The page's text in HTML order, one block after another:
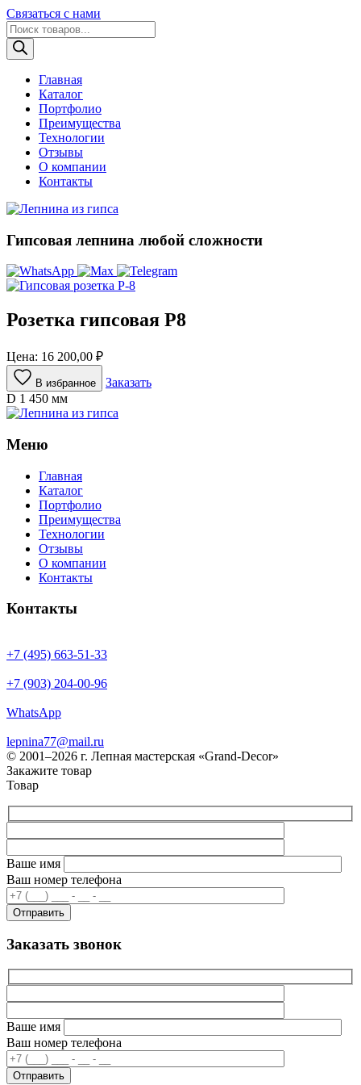
Связаться с нами
Поиск
товаров
Главная
Каталог
Портфолио
Преимущества
Технологии
Отзывы
О компании
Контакты
Гипсовая лепнина любой сложности
Розетка гипсовая Р8
Цена: 16 200,00 ₽
В избранное
Заказать
D 1 450 мм
Меню
Главная
Каталог
Портфолио
Преимущества
Технологии
Отзывы
О компании
Контакты
Контакты
+7 (495) 663-51-33
+7 (903) 204-00-96
WhatsApp
lepnina77@mail.ru
© 2001–2026 г. Лепная мастерская «Grand-Decor»
Закажите товар
Товар
Ваше имя
Ваш номер телефона
Заказать звонок
Ваше имя
Ваш номер телефона